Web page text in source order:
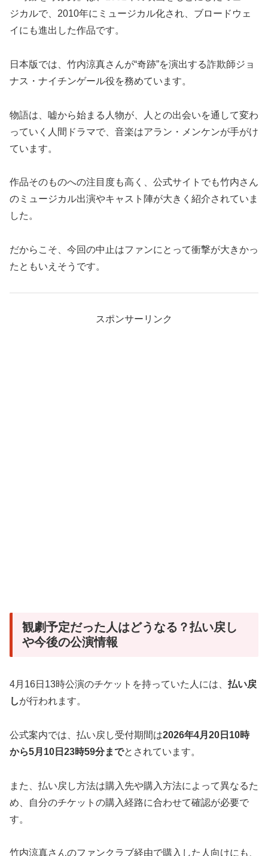
ジカルで、2010年にミュージカル化され、ブロードウェ
イにも進出した作品です。
日本版では、竹内涼真さんが“奇跡”を演出する詐欺師ジョ
ナス・ナイチンゲール役を務めています。
物語は、嘘から始まる人物が、人との出会いを通して変わ
っていく人間ドラマで、音楽はアラン・メンケンが手がけ
ています。
作品そのものへの注目度も高く、公式サイトでも竹内さん
のミュージカル出演やキャスト陣が大きく紹介されていま
した。
だからこそ、今回の中止はファンにとって衝撃が大きかっ
たともいえそうです。
スポンサーリンク
観劇予定だった人はどうなる？払い戻し
や今後の公演情報
4月16日13時公演のチケットを持っていた人には、 払い戻
しが行われます。
公式案内では、払い戻し受付期間は2026年4月20日10時
から5月10日23時59分までとされています。
また、払い戻し方法は購入先や購入方法によって異なるた
め、自分のチケットの購入経路に合わせて確認が必要で
す。
竹内涼真さんのファンクラブ経由で購入した人向けにも、